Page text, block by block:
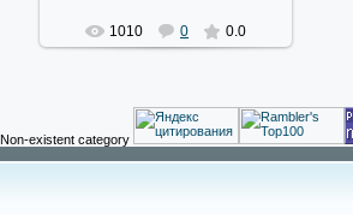
1010 0 0.0
Non-existent category